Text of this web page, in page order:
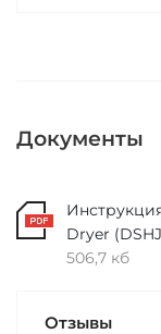
Документы
Dryer
506,7 кб
Отзывы